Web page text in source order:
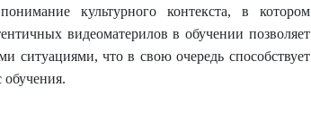
культурного контекста, в котором
видеоматерилов в обучении позволяет
ситуациями, что в свою очередь способствует
обучения.